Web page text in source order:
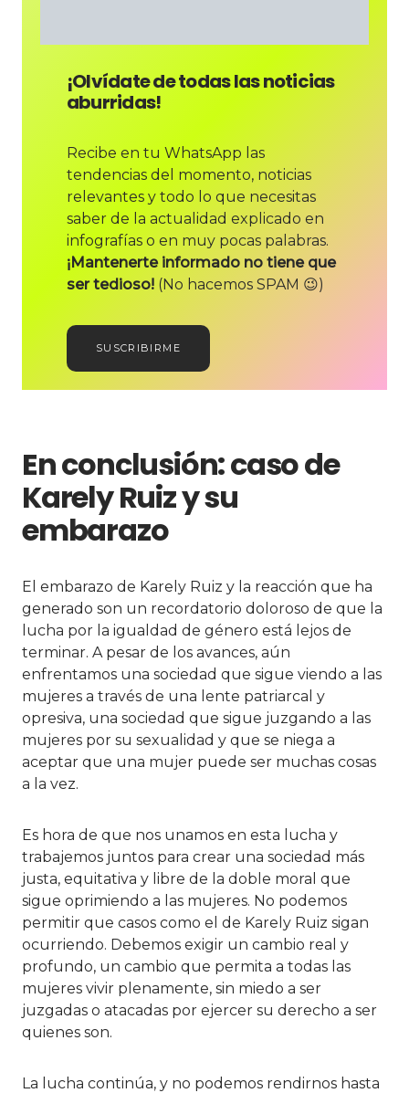
¡Olvídate de todas las noticias
aburridas!
Recibe en tu WhatsApp las
tendencias del momento, noticias
relevantes y todo lo que necesitas
saber de la actualidad explicado en
infografías o en muy pocas palabras.
¡Mantenerte informado no tiene que
ser tedioso!(No hacemos SPAM 😉)
SUSCRIBIRME
En conclusión: caso de
Karely Ruiz y su
embarazo
El embarazo de Karely Ruiz y la reacción que ha
generado son un recordatorio doloroso de que la
lucha por la igualdad de género está lejos de
terminar. A pesar de los avances, aún
enfrentamos una sociedad que sigue viendo a las
mujeres a través de una lente patriarcal y
opresiva, una sociedad que sigue juzgando a las
mujeres por su sexualidad y que se niega a
aceptar que una mujer puede ser muchas cosas
a la vez.
Es hora de que nos unamos en esta lucha y
trabajemos juntos para crear una sociedad más
justa, equitativa y libre de la doble moral que
sigue oprimiendo a las mujeres. No podemos
permitir que casos como el de Karely Ruiz sigan
ocurriendo. Debemos exigir un cambio real y
profundo, un cambio que permita a todas las
mujeres vivir plenamente, sin miedo a ser
juzgadas o atacadas por ejercer su derecho a ser
quienes son.
La lucha continúa, y no podemos rendirnos hasta